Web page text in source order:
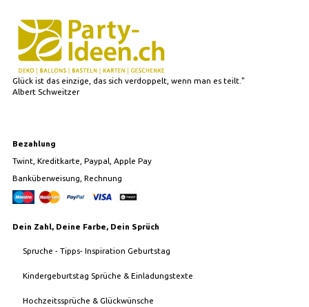
Glück ist das einzige, das sich verdoppelt, wenn man es teilt."
Albert Schweitzer
Bezahlung
Twint, Kreditkarte, Paypal, Apple Pay
Banküberweisung, Rechnung
Dein Zahl, Deine Farbe, Dein Sprüch
Spruche - Tipps- Inspiration Geburtstag
Kindergeburtstag Sprüche & Einladungstexte
Hochzeitssprüche & Glückwünsche